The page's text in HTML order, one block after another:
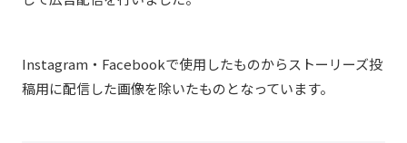
Instagram・Facebookで使用したものからストーリーズ投
稿用に配信した画像を除いたものとなっています。